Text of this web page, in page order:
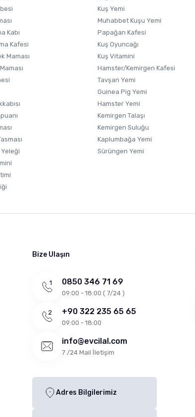
Gönder
Kabı
Kafesi
Maması
Kuş Yemi
Muhabbet Kuşu Yemi
Papağan Kafesi
Kuş Oyuncağı
Kuş Vitamini
Hamster/Kemirgen Kafesi
Tavşan Yemi
Guinea Pig Yemi
Hamster Yemi
Kemirgen Talaşı
Kemirgen Suluğu
Kaplumbağa Yemi
Sürüngen Yemi
Bize Ulaşın
0850 346 71 69
09:00 - 18:00 ( 7/24 )
+90 322 235 65 65
09:00 - 18:00
info@evcilal.com
7 /24 Mail İletişim
Adres Bilgilerimiz